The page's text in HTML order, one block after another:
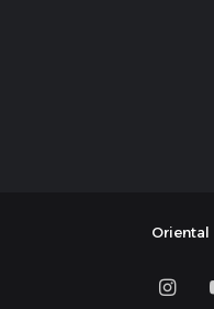
YouTube
Instagram